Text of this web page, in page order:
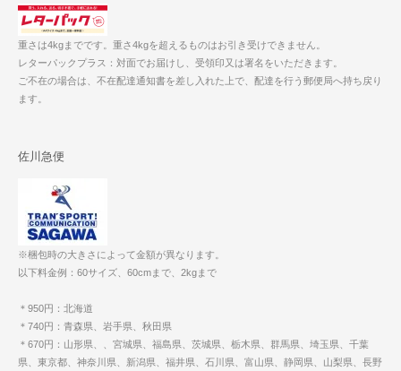
重さは4kgまでです。重さ4kgを超えるものはお引き受けできません。
レターパックプラス：対面でお届けし、受領印又は署名をいただきます。
ご不在の場合は、不在配達通知書を差し入れた上で、配達を行う郵便局へ持ち戻り
ます。
佐川急便
※梱包時の大きさによって金額が異なります。
以下料金例：60サイズ、60cmまで、2kgまで
＊950円：北海道
＊740円：青森県、岩手県、秋田県
＊670円：山形県、、宮城県、福島県、茨城県、栃木県、群馬県、埼玉県、千葉
県、東京都、神奈川県、新潟県、福井県、石川県、富山県、静岡県、山梨県、長野